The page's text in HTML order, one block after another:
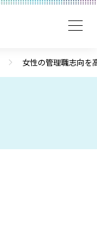
女性の管理職志向を